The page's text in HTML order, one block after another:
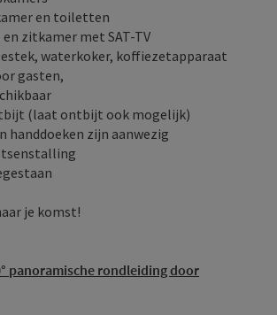
en toiletten
zitkamer met SAT-TV
waterkoker, koffiezetapparaat
gasten,
(laat ontbijt ook mogelijk)
handdoeken zijn aanwezig
je komst!
panoramische rondleiding door